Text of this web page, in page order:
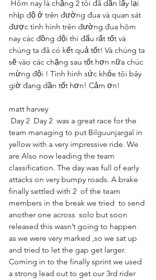
nhịp độ ở trên đường đua và quan sát
được tình hình trên đường đua hôm
nay các đồng đội thi đấu rất tốt và
chúng ta đã có kết quả tốt! Và chúng ta
sẽ vào các chặng sau tốt hơn nữa chúc
mừng đội ! Tình hình sức khỏe tôi bây
giờ đang dần tốt hơn! Cảm ơn!
matt harvey
team managing to put Bilguunjargal in
yellow with a very impressive ride. We
are Also now leading the team
classification. The day was full of early
attacks on very bumpy roads. A brake
finally settled with 2  of the team
members in the break we tried  to send
another one across  solo but soon
released this wasn’t going to happen
as we were very marked ,so we sat up
and tried to let the gap get larger.
Coming in to the finally sprint we used
a strong lead out to get our 3rd rider